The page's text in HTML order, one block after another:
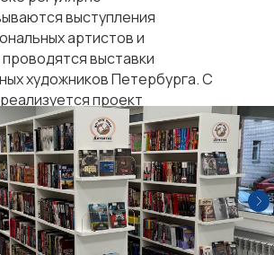
выступления
артистов и
выставки
художников Петербурга. С
проект
«Серебряный возраст».
принимает
масштабных акциях как
диктант» и «Библионочь».
функционирует детское
где проводится
работа с